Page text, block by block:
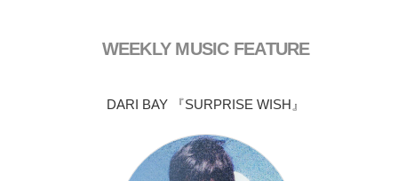
WEEKLY MUSIC FEATURE
DARI BAY 『SURPRISE WISH』